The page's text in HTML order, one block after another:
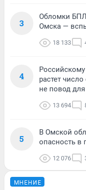
3
Обломки
Омска —
18 133
4
растет
не повод
13 694
5
В Омской
опасность в
12 076
МНЕНИЕ